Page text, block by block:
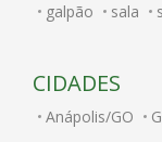
galpão
sala
CIDADES
Anápolis/GO